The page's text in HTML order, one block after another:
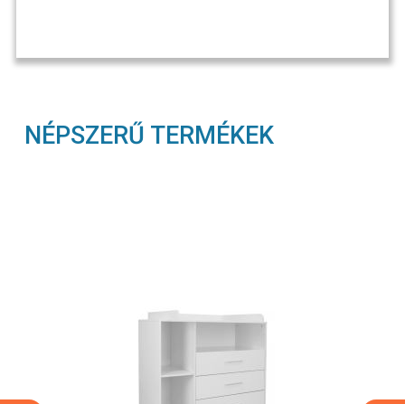
NÉPSZERŰ TERMÉKEK